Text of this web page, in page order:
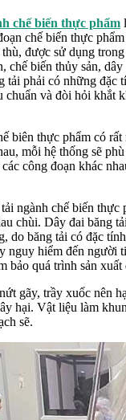
chế biến thực phẩm
chế biến thực
được sử dụng
chế biến thủy sản,
tải phải có những đặc
và đòi hỏi khắt
biên thực phẩm có
mỗi hệ thống sẽ
công đoạn khác
ngành chế biến thực
chùi. Dây đai băng
do băng tải có đặc
nguy hiểm đến người
bảo quá trình sản
gãy, trầy xuốc nên
hại. Vật liệu làm
sẽ.